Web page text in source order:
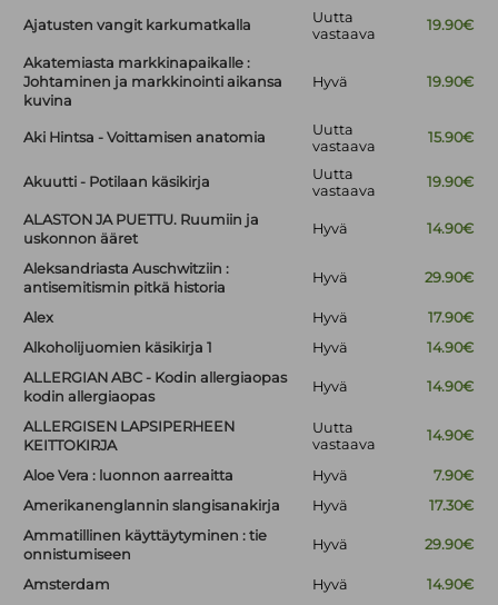
Ajatusten vangit karkumatkalla
Uutta
vastaava
19.90€
Akatemiasta markkinapaikalle :
Johtaminen ja markkinointi aikansa
kuvina
Hyvä 19.90€
Aki Hintsa - Voittamisen anatomia
Uutta
vastaava
15.90€
Akuutti - Potilaan käsikirja
Uutta
vastaava
19.90€
ALASTON JA PUETTU. Ruumiin ja
uskonnon ääret
Hyvä 14.90€
Aleksandriasta Auschwitziin :
antisemitismin pitkä historia
Hyvä 29.90€
Alex Hyvä
17.90€
Alkoholijuomien käsikirja 1
Hyvä
14.90€
ALLERGIAN ABC - Kodin allergiaopas
kodin allergiaopas
Hyvä 14.90€
ALLERGISEN LAPSIPERHEEN
KEITTOKIRJA
Uutta
vastaava
14.90€
Aloe Vera : luonnon aarreaitta Hyvä
7.90€
Amerikanenglannin slangisanakirja
Hyvä
17.30€
Ammatillinen käyttäytyminen : tie
onnistumiseen
Hyvä 29.90€
Amsterdam Hyvä
14.90€